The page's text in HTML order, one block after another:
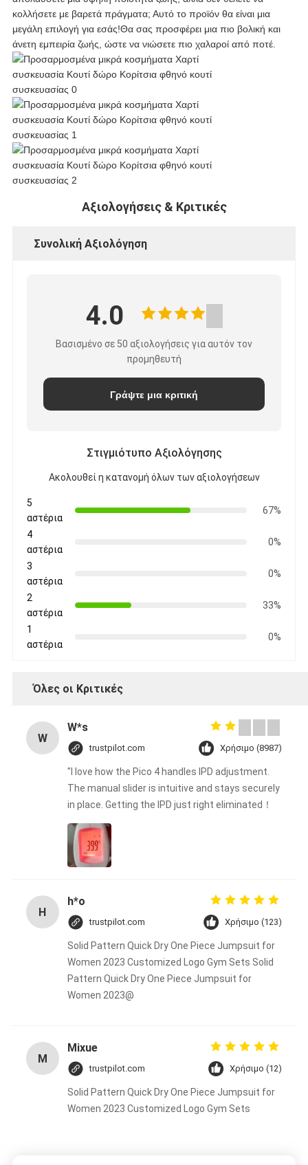
κολλήσετε με βαρετά πράγματα; Αυτό το προϊόν θα είναι μια
μεγάλη επιλογή για εσάς!Θα σας προσφέρει μια πιο βολική και
άνετη εμπειρία ζωής, ώστε να νιώσετε πιο χαλαροί από ποτέ.
Αξιολογήσεις & Κριτικές
Συνολική Αξιολόγηση
4.0
Βασισμένο σε 50 αξιολογήσεις για αυτόν τον
προμηθευτή
Γράψτε μια κριτική
Στιγμιότυπο Αξιολόγησης
Ακολουθεί η κατανομή όλων των αξιολογήσεων
5
αστέρια
67%
4
αστέρια
0%
3
αστέρια
0%
2
αστέρια
33%
1
αστέρια
0%
Όλες οι Κριτικές
W
W*s
trustpilot.com Χρήσιμο (8987)
"I love how the Pico 4 handles IPD adjustment.
The manual slider is intuitive and stays securely
in place. Getting the IPD just right eliminated！
H
h*o
trustpilot.com Χρήσιμο (123)
Solid Pattern Quick Dry One Piece Jumpsuit for
Women 2023 Customized Logo Gym Sets Solid
Pattern Quick Dry One Piece Jumpsuit for
Women 2023@
M
Mixue
trustpilot.com Χρήσιμο (12)
Solid Pattern Quick Dry One Piece Jumpsuit for
Women 2023 Customized Logo Gym Sets